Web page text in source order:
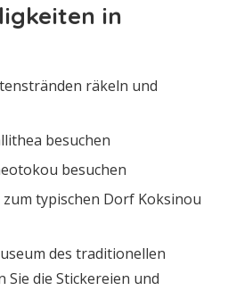
in
räkeln und
besuchen
besuchen
typischen Dorf Koksinou
des traditionellen
Sie die Stickereien und